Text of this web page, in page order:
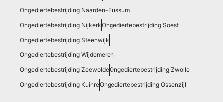
Ongediertebestrijding Naarden-Bussum
Ongediertebestrijding NijkerkOngediertebestrijding Soest
Ongediertebestrijding Steenwijk
Ongediertebestrijding Wijdemeren
Ongediertebestrijding ZeewoldeOngediertebestrijding Zwolle
Ongediertebestrijding KuinreOngediertebestrijding Ossenzijl